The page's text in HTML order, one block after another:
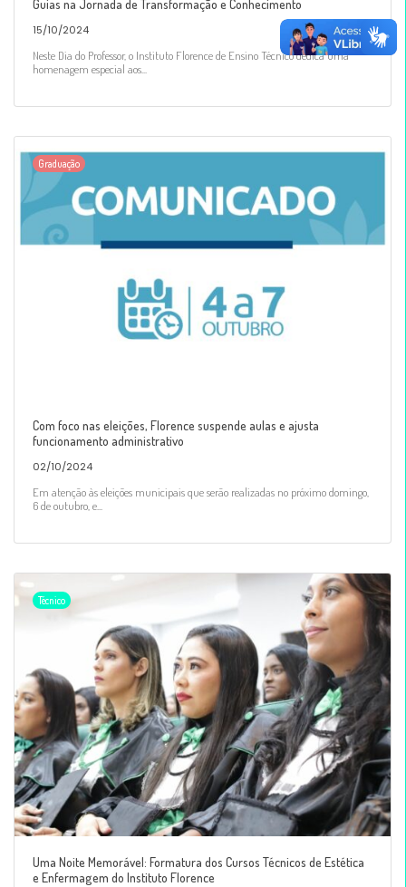
Guias na Jornada de Transformação e Conhecimento
15/10/2024
Neste Dia do Professor, o Instituto Florence de Ensino Técnico dedica uma
homenagem especial aos...
Graduação
Com foco nas eleições, Florence suspende aulas e ajusta
funcionamento administrativo
02/10/2024
Em atenção às eleições municipais que serão realizadas no próximo domingo,
6 de outubro, e...
Técnico
Uma Noite Memorável: Formatura dos Cursos Técnicos de Estética
e Enfermagem do Instituto Florence